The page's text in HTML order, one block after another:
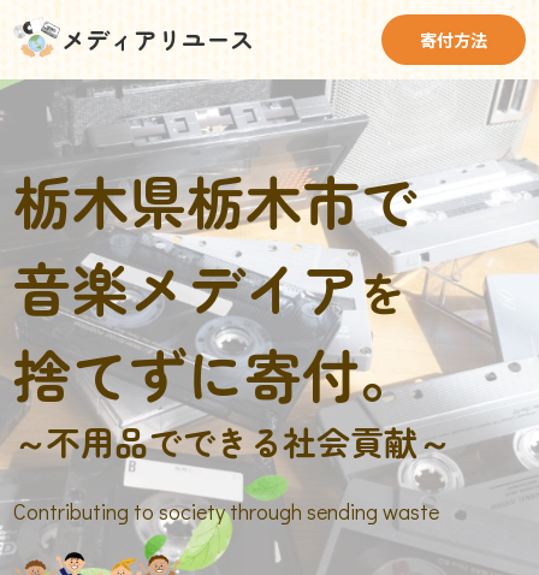
メディアリユース 寄付方法
栃木県栃木市で
音楽メデイアを
捨てずに寄付。
～不用品でできる社会貢献～
Contributing to society through sending waste